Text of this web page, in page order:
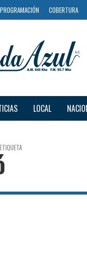
PROGRAMACIÓN COBERTURA
LOCAL